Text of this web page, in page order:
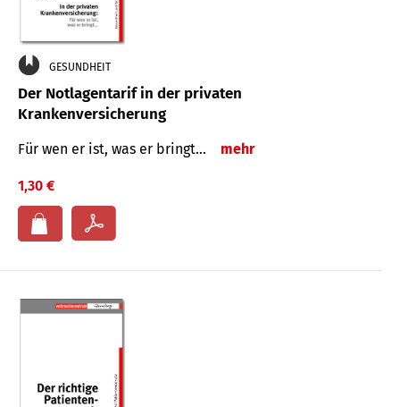
GESUNDHEIT
Der Notlagentarif in der privaten
Krankenversicherung
Für wen er ist, was er bringt… mehr
1,30 €